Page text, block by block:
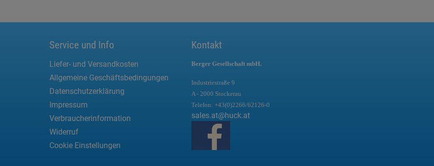
Service und Info
Liefer- und Versandkosten
Allgemeine Geschäftsbedingungen
Datenschutzerklärung
Impressum
Verbraucherinformation
Widerruf
Cookie Einstellungen
Kontakt
Berger Gesellschaft mbH.
Industriestraße 9
A - 2000 Stockerau
Telefon: +43(0)2266/62126-0
sales.at@huck.at